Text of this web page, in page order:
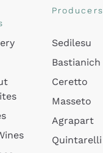
Producers
Sedilesu
Bastianich
Ceretto
Masseto
Agrapart
Quintarelli